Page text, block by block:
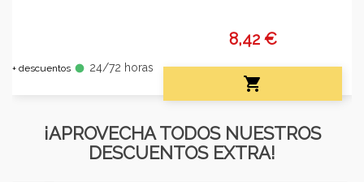
+ descuentos fiber_manual_record 24/72 horas
8,42 €

¡APROVECHA TODOS NUESTROS
DESCUENTOS EXTRA!